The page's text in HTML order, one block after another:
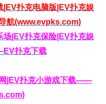
|EV扑克电脑版|EV扑克娱
航(www.evpks.com)
场|EV扑克保险|EV扑克娱
扑克下载
|EV扑克小游戏下载——